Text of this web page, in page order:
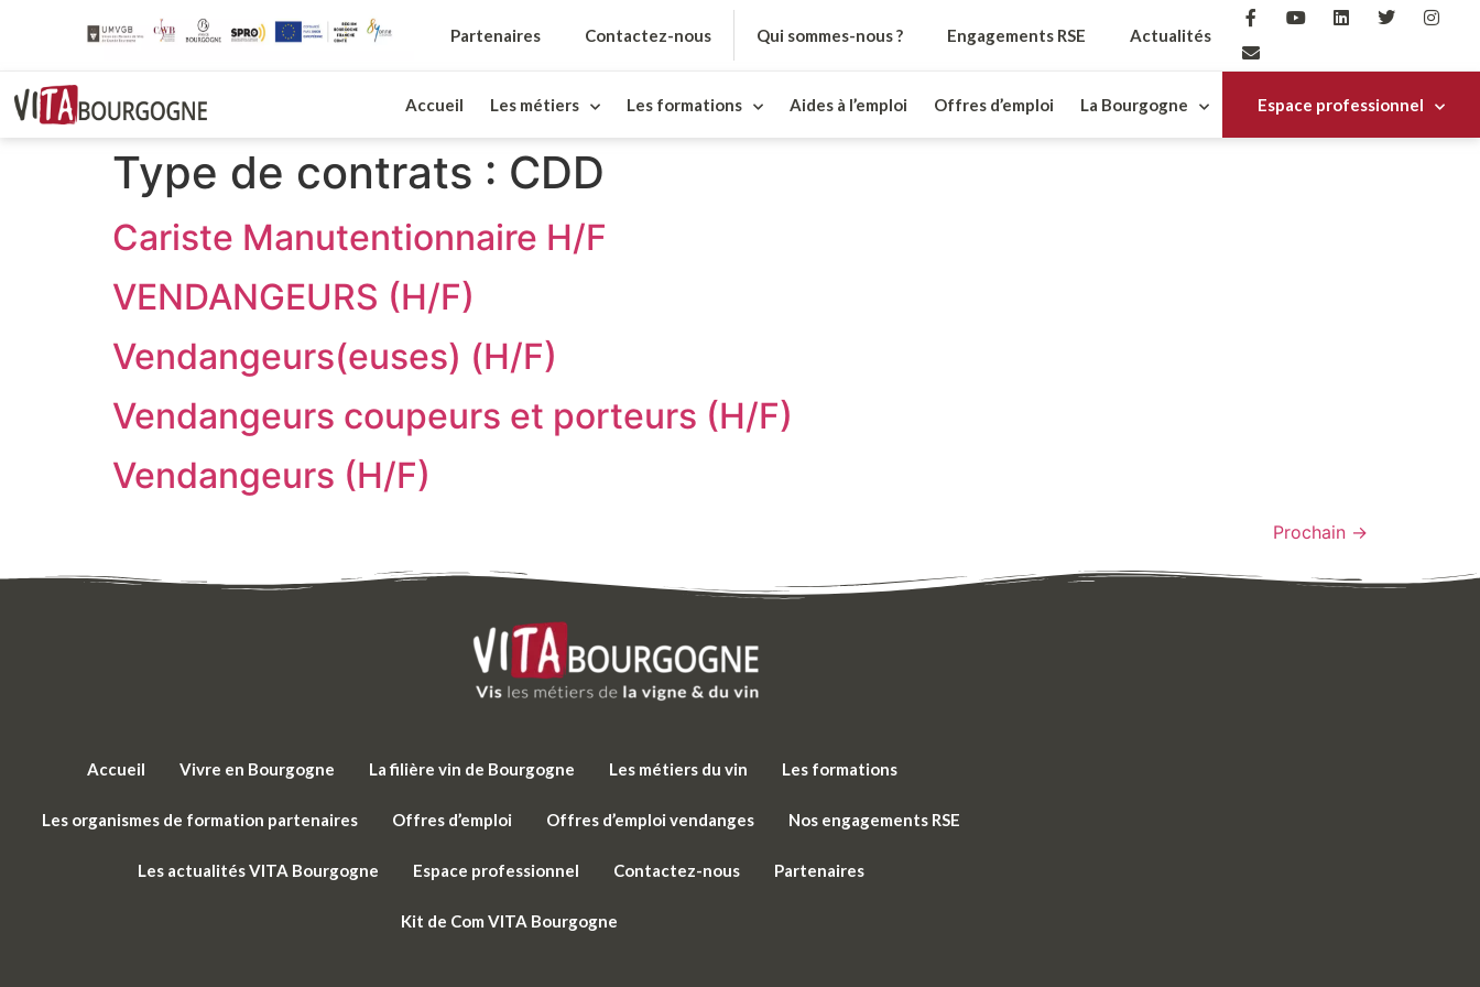
Partenaires Contactez-nous Qui sommes-nous ? Engagements RSE Actualités
Accueil Les métiers Les formations Aides à l’emploi Offres d’emploi La Bourgogne Espace professionnel
Type de contrats : CDD
Cariste Manutentionnaire H/F
VENDANGEURS (H/F)
Vendangeurs(euses) (H/F)
Vendangeurs coupeurs et porteurs (H/F)
Vendangeurs (H/F)
Prochain →
Accueil Vivre en Bourgogne La filière vin de Bourgogne Les métiers du vin Les formations
Les organismes de formation partenaires Offres d’emploi Offres d’emploi vendanges Nos engagements RSE
Les actualités VITA Bourgogne Espace professionnel Contactez-nous Partenaires
Kit de Com VITA Bourgogne